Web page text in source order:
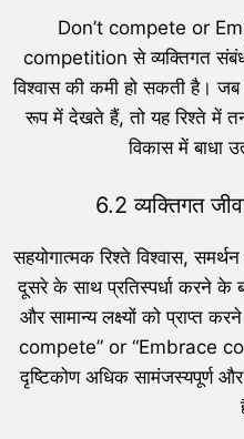
Don’t compete or
competition से व्यक्तिगत संबंधों
विश्वास की कमी हो सकती है। जब
रूप में देखते हैं, तो यह रिश्ते में
विकास में बाधा
6.2 व्यक्तिगत
सहयोगात्मक रिश्ते विश्वास,
दूसरे के साथ प्रतिस्पर्धा करने के
और सामान्य लक्ष्यों को प्राप्त
compete” or “Embrace
दृष्टिकोण अधिक सामंजस्यपूर्ण